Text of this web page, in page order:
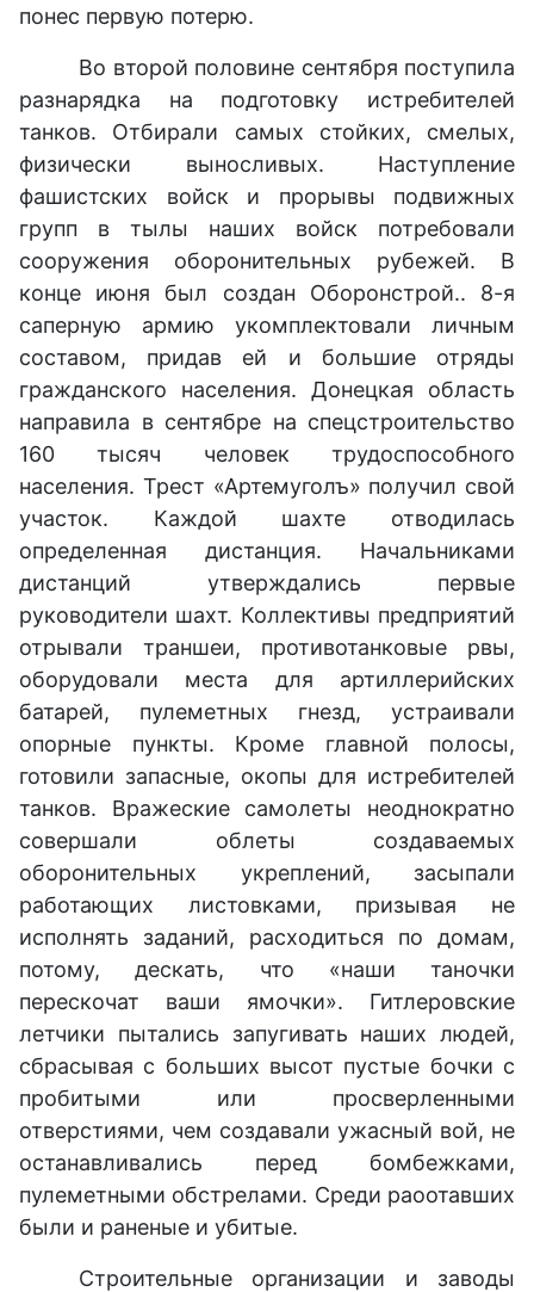
понес первую потерю.
Во второй половине сентября поступила
разнарядка на подготовку истребителей
танков. Отбирали самых стойких, смелых,
физически выносливых. Наступление
фашистских войск и прорывы подвижных
групп в тылы наших войск потребовали
сооружения оборонительных рубежей. В
конце июня был создан Оборонстрой.. 8-я
саперную армию укомплектовали личным
составом, придав ей и большие отряды
гражданского населения. Донецкая область
направила в сентябре на спецстроительство
160 тысяч человек трудоспособного
населения. Трест «Артемуголъ» получил свой
участок. Каждой шахте отводилась
определенная дистанция. Начальниками
дистанций утверждались первые
руководители шахт. Коллективы предприятий
отрывали траншеи, противотанковые рвы,
оборудовали места для артиллерийских
батарей, пулеметных гнезд, устраивали
опорные пункты. Кроме главной полосы,
готовили запасные, окопы для истребителей
танков. Вражеские самолеты неоднократно
совершали облеты создаваемых
оборонительных укреплений, засыпали
работающих листовками, призывая не
исполнять заданий, расходиться по домам,
потому, дескать, что «наши таночки
перескочат ваши ямочки». Гитлеровские
летчики пытались запугивать наших людей,
сбрасывая с больших высот пустые бочки с
пробитыми или просверленными
отверстиями, чем создавали ужасный вой, не
останавливались перед бомбежками,
пулеметными обстрелами. Среди раоотавших
были и раненые и убитые.
Строительные организации и заводы